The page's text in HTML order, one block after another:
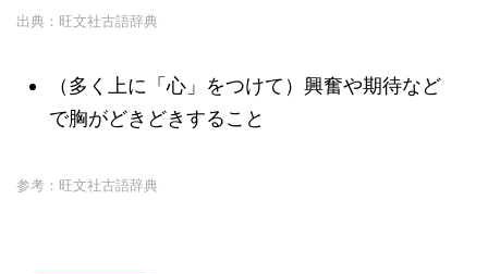
出典：旺文社古語辞典
（多く上に「心」をつけて）興奮や期待など
で胸がどきどきすること
参考：旺文社古語辞典